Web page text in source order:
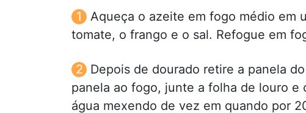
Aqueça o azeite em fogo médio em
tomate, o frango e o sal. Refogue em
Depois de dourado retire a panela
panela ao fogo, junte a folha de louro
água mexendo de vez em quando por